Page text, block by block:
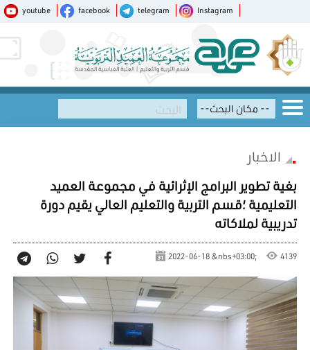
youtube facebook telegram Instagram
الاخبار
بغية تطوير البرامج الإثرائية في مجموعة العميد
التعليمية ؛قسم التربية والتعليم العالي يقيم دورة
تدريبية لملاكاته
2022-06-18 &nbs+03:00; 4139